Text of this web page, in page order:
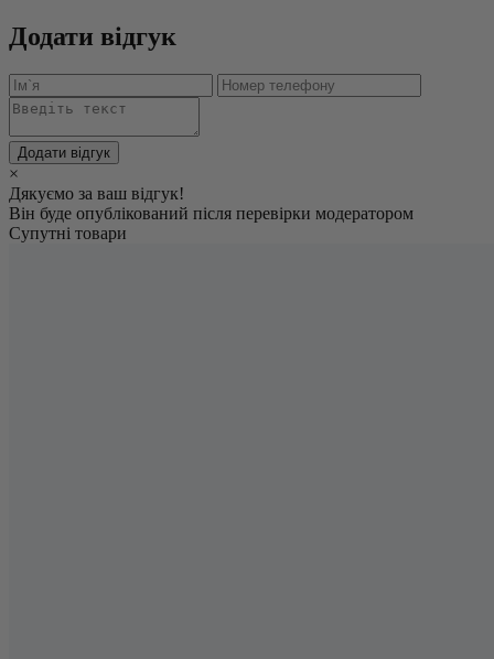
Додати відгук
Додати відгук
×
Дякуємо за ваш відгук!
Він буде опублікований після перевірки модератором
Супутні товари